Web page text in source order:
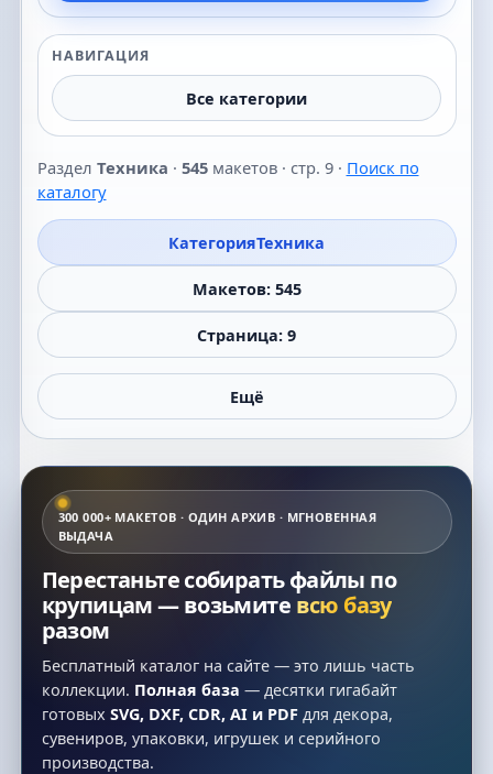
НАВИГАЦИЯ
Все категории
Раздел Техника · 545макетов · стр. 9 · Поиск по
каталогу
КатегорияТехника
Макетов: 545
Страница: 9
Ещё
300 000+ МАКЕТОВ · ОДИН АРХИВ · МГНОВЕННАЯ
ВЫДАЧА
Перестаньте собирать файлы по
крупицам — возьмите всю базу
разом
Бесплатный каталог на сайте — это лишь часть
коллекции. Полная база — десятки гигабайт
готовых SVG, DXF, CDR, AI и PDFдля декора,
сувениров, упаковки, игрушек и серийного
производства.